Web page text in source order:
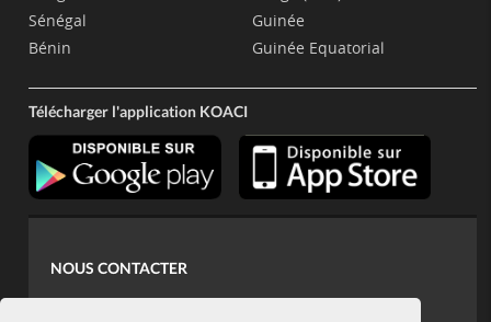
Sénégal
Bénin
Guinée
Guinée Equatorial
Télécharger l'application KOACI
NOUS CONTACTER